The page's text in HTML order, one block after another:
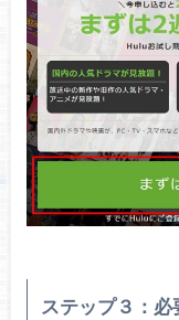
ステップ３：